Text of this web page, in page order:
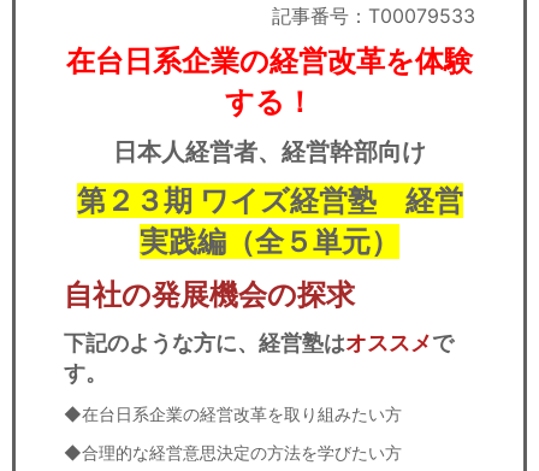
労務顧問
飲食店情報
記事番号：T00079533
在台日系企業の経営改革を体験
する！
日本人経営者、経営幹部向け
第２３期 ワイズ経営塾 経営
実践編（全５単元）
自社の発展機会の探求
下記のような方に、経営塾はオススメで
す。
◆在台日系企業の経営改革を取り組みたい方
◆合理的な経営意思決定の方法を学びたい方